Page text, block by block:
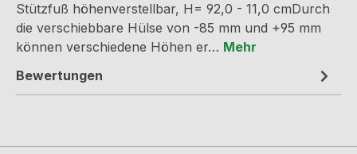
Stützfuß höhenverstellbar, H= 92,0 - 11,0 cmDurch
die verschiebbare Hülse von -85 mm und +95 mm
können verschiedene Höhen er… Mehr
Bewertungen